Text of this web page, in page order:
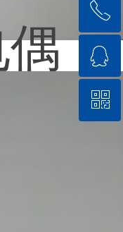
回到顶部
ꂅ
ꁗ
QQ客服
ꀥ